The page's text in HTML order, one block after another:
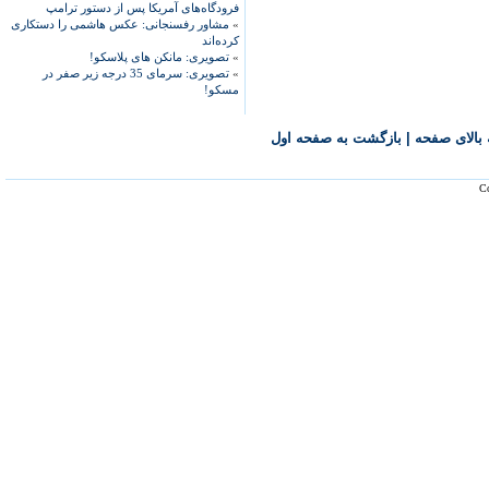
فرودگاه‌های آمریکا پس از دستور ترامپ
» مشاور رفسنجانی: عکس هاشمی را دستکاری
کرده‌اند
» تصویری: مانکن های پلاسکو!
»
تصویری: سرمای 35 درجه زیر صفر در
مسکو!
صفحه بازگشت به صفحه اول